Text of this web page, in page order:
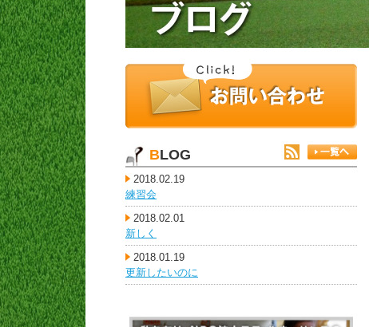
BLOG
2018.02.19
練習会
2018.02.01
新しく
2018.01.19
更新したいのに